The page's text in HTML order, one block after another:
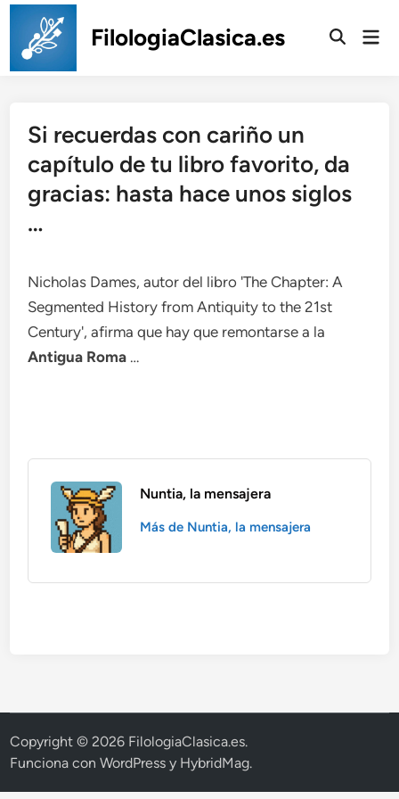
Saltar
contenido
FilologiaClasica.es
Si recuerdas con cariño un
capítulo de tu libro favorito, da
gracias: hasta hace unos siglos
…
Nicholas Dames, autor del libro 'The Chapter: A
Segmented History from Antiquity to the 21st
Century', afirma que hay que remontarse a la
Antigua Roma …
Nuntia, la mensajera
Más de Nuntia, la mensajera
Copyright © 2026 FilologiaClasica.es.
Funciona conWordPress y HybridMag.